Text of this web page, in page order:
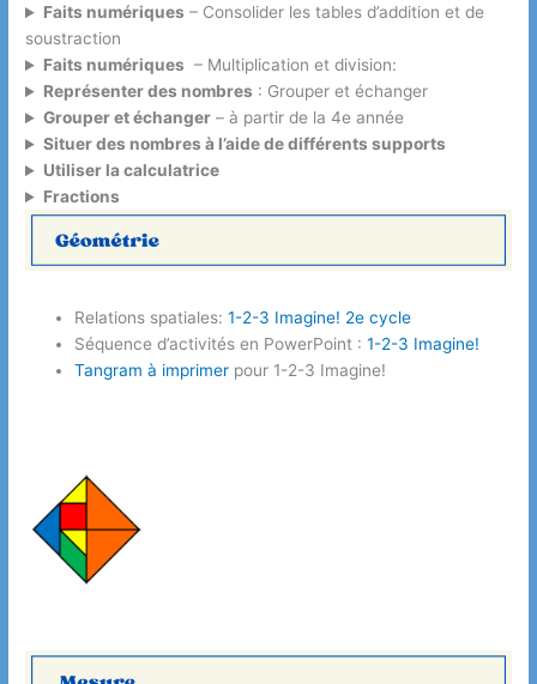
Faits numériques – Consolider les tables d’addition et de
soustraction
Faits numériques – Multiplication et division:
Représenter des nombres : Grouper et échanger
Grouper et échanger– à partir de la 4e année
Situer des nombres à l’aide de différents supports
Utiliser la calculatrice
Fractions
Relations spatiales:1-2-3 Imagine! 2e cycle
Séquence d’activités en PowerPoint :1-2-3 Imagine!
Tangram à imprimer pour 1-2-3 Imagine!